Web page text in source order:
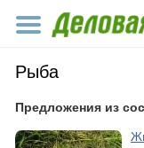
Рыба
Предложения из